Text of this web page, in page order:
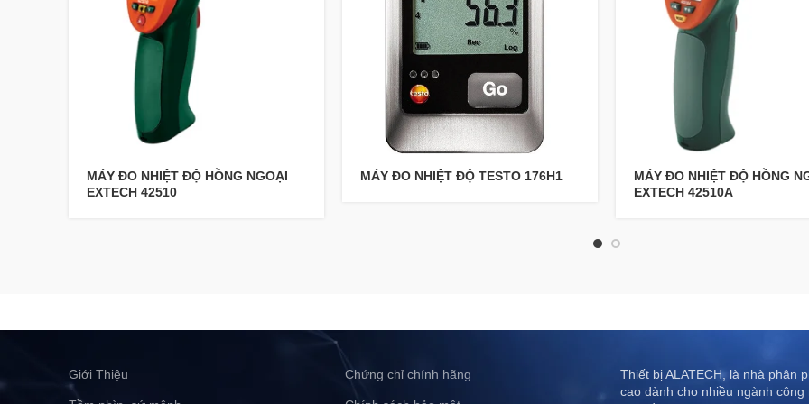
MÁY ĐO NHIỆT ĐỘ HỒNG NGOẠI
EXTECH 42510
MÁY ĐO NHIỆT ĐỘ TESTO 176H1
MÁY ĐO NHIỆT ĐỘ HỒNG
EXTECH 42510A
Giới Thiệu Chứng chỉ chính hãng
Thiết bị ALATECH, là nhà phân
cao dành cho nhiều ngành